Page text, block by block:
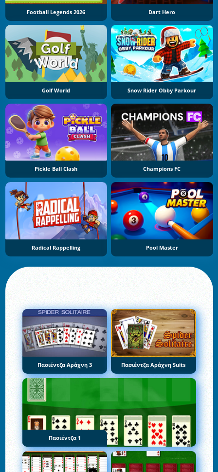
Football Legends 2026 Dart Hero
Golf World Snow Rider Obby Parkour
Pickle Ball Clash Champions FC
Radical Rappelling Pool Master
Πασιέντζα Αράχνη 3 Πασιέντζα Αράχνη Suits
Πασιέντζα 1